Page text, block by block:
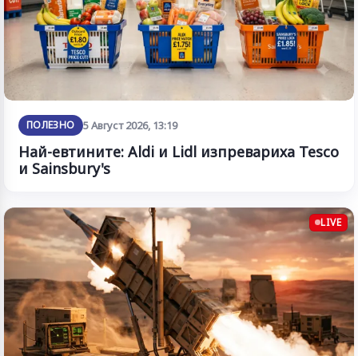
ПОЛЕЗНО 5 Август 2026, 13:19
Най-евтините: Aldi и Lidl изпревариха Tesco
и Sainsbury's
LIVE